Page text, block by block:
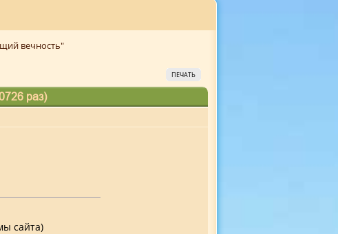
вечность"
ПЕЧАТЬ
раз)
сайта)